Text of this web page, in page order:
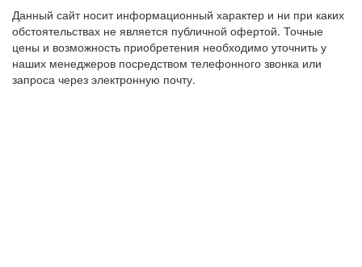
Данный сайт носит информационный характер и ни при каких
обстоятельствах не является публичной офертой. Точные
цены и возможность приобретения необходимо уточнить у
наших менеджеров посредством телефонного звонка или
запроса через электронную почту.